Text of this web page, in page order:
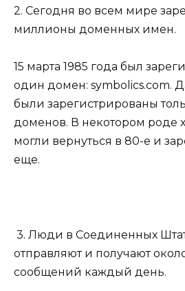
2. Сегодня во всем мире
миллионы доменных имен.
15 марта 1985 года был
один домен: symbolics.com.
были зарегистрированы
доменов. В некотором роде
могли вернуться в 80-е и
еще.
3. Люди в Соединенных
отправляют и получают
сообщений каждый день.